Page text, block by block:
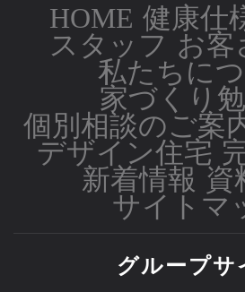
HOME 健康仕
スタッフ お客
私たちに
家づくり
個別相談のご案
デザイン住宅
新着情報 資
サイトマ
グループサ